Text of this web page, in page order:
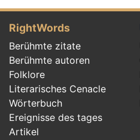
RightWords
Berühmte zitate
Berühmte autoren
Folklore
Literarisches Cenacle
Wörterbuch
Ereignisse des tages
Artikel